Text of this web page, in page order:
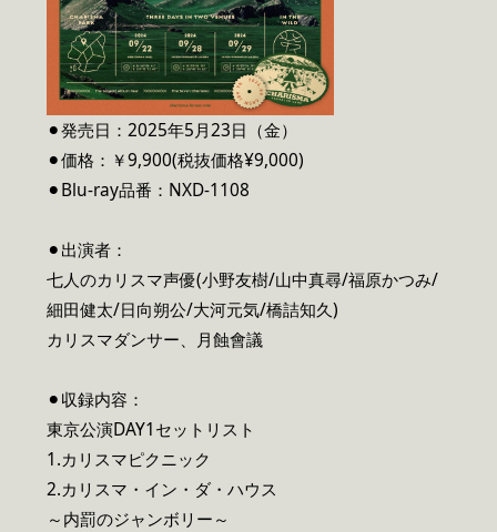
⚫︎発売日：2025年5月23日（金）
⚫︎価格：￥9,900(税抜価格¥9,000)
⚫︎Blu-ray品番：NXD-1108
⚫︎出演者：
七人のカリスマ声優(小野友樹/山中真尋/福原かつみ/
細田健太/日向朔公/大河元気/橋詰知久)
カリスマダンサー、月蝕會議
⚫︎収録内容：
東京公演DAY1セットリスト
1.カリスマピクニック
2.カリスマ・イン・ダ・ハウス
～内罰のジャンボリー～